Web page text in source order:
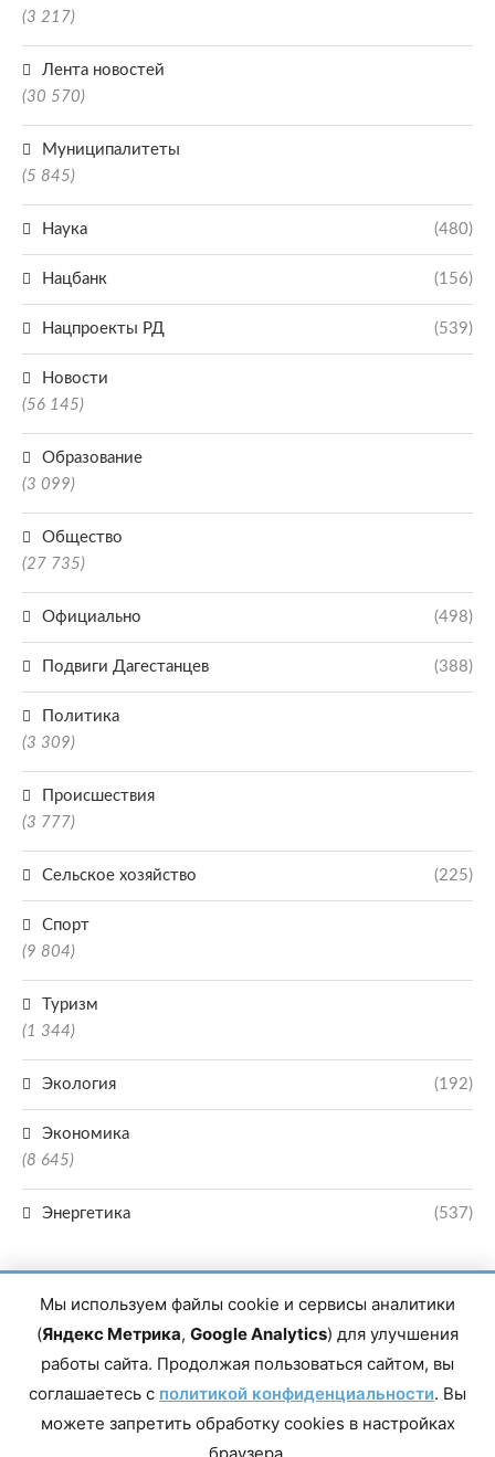
(3 217)
Лента новостей
(30 570)
Муниципалитеты
(5 845)
Наука (480)
Нацбанк (156)
Нацпроекты РД (539)
Новости
(56 145)
Образование
(3 099)
Общество
(27 735)
Официально (498)
Подвиги Дагестанцев (388)
Политика
(3 309)
Происшествия
(3 777)
Сельское хозяйство (225)
Спорт
(9 804)
Туризм
(1 344)
Экология (192)
Экономика
(8 645)
Энергетика (537)
Главный редактор сетевого издания Магомаев Тимур Нухович. Контакты
редакции: 8(988)-292-94-34 Почта: vestiskfo@gmail.com По вопросам
Дагестан, г. Махачкала, пр-т Насрутдинова, д. 1а. Все права защищены.
Копирование и использование полных материалов запрещено, частичное
Мы используем файлы cookie и сервисы аналитики
(Яндекс Метрика, Google Analytics) для улучшения
работы сайта. Продолжая пользоваться сайтом, вы
соглашаетесь с политикой конфиденциальности. Вы
можете запретить обработку cookies в настройках